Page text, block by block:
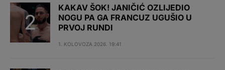
KAKAV ŠOK! JANIČIĆ OZLIJEDIO
NOGU PA GA FRANCUZ UGUŠIO U
PRVOJ RUNDI
1. KOLOVOZA 2026. 19:41